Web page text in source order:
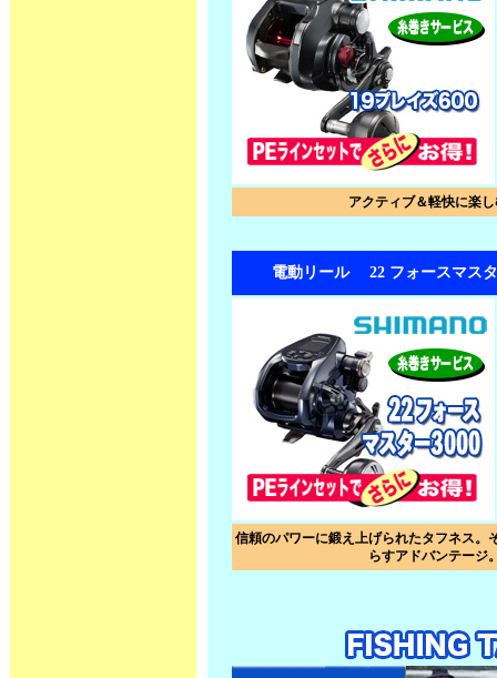
アクティブ＆軽快に楽
電動リール 22 フォースマス
信頼のパワーに鍛え上げられたタフネス。
らすアドバンテージ